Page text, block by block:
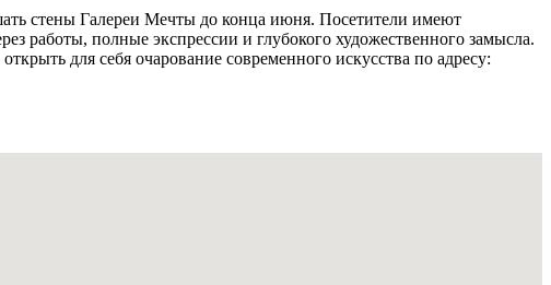
стены Галереи Мечты до конца июня. Посетители имеют
работы, полные экспрессии и глубокого художественного замысла.
для себя очарование современного искусства по адресу: